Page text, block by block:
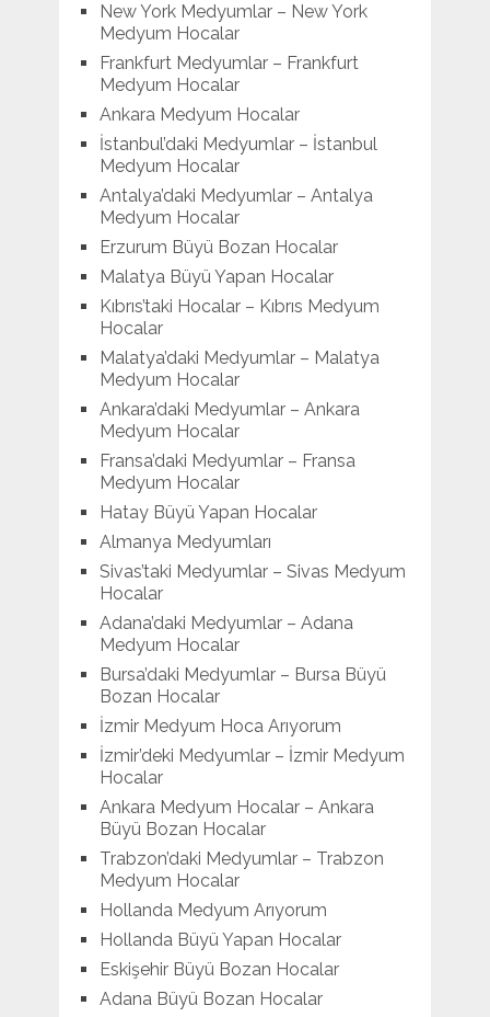
New York Medyumlar – New York
Medyum Hocalar
Frankfurt Medyumlar – Frankfurt
Medyum Hocalar
Ankara Medyum Hocalar
İstanbul’daki Medyumlar – İstanbul
Medyum Hocalar
Antalya’daki Medyumlar – Antalya
Medyum Hocalar
Erzurum Büyü Bozan Hocalar
Malatya Büyü Yapan Hocalar
Kıbrıs’taki Hocalar – Kıbrıs Medyum
Hocalar
Malatya’daki Medyumlar – Malatya
Medyum Hocalar
Ankara’daki Medyumlar – Ankara
Medyum Hocalar
Fransa’daki Medyumlar – Fransa
Medyum Hocalar
Hatay Büyü Yapan Hocalar
Almanya Medyumları
Sivas’taki Medyumlar – Sivas Medyum
Hocalar
Adana’daki Medyumlar – Adana
Medyum Hocalar
Bursa’daki Medyumlar – Bursa Büyü
Bozan Hocalar
İzmir Medyum Hoca Arıyorum
İzmir’deki Medyumlar – İzmir Medyum
Hocalar
Ankara Medyum Hocalar – Ankara
Büyü Bozan Hocalar
Trabzon’daki Medyumlar – Trabzon
Medyum Hocalar
Hollanda Medyum Arıyorum
Hollanda Büyü Yapan Hocalar
Eskişehir Büyü Bozan Hocalar
Adana Büyü Bozan Hocalar